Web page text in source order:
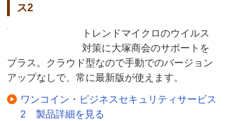
ス2
トレンドマイクロのウイルス
対策に大塚商会のサポートを
プラス。クラウド型なので手動でのバージョン
アップなしで、常に最新版が使えます。
ワンコイン・ビジネスセキュリティサービス
2 製品詳細を見る